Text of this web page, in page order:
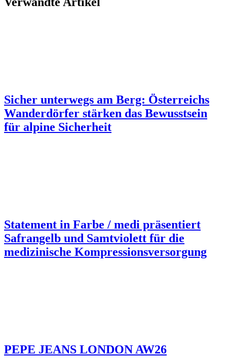
Sicher unterwegs am Berg: Österreichs
Wanderdörfer stärken das Bewusstsein
für alpine Sicherheit
Statement in Farbe / medi präsentiert
Safrangelb und Samtviolett für die
medizinische Kompressionsversorgung
PEPE JEANS LONDON AW26